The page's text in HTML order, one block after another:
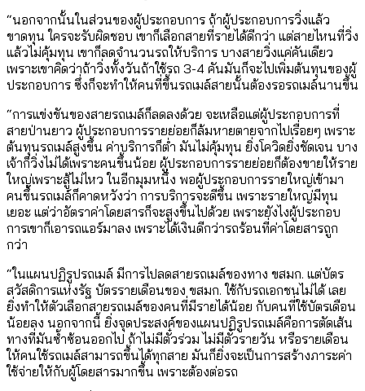
“นอกจากนั้นในส่วนของผู้ประกอบการ ถ้าผู้ประกอบการวิ่งแล้ว
ขาดทุน ใครจะรับผิดชอบ เขาก็เลือกสายที่รายได้ดีกว่า แต่สายไหนที่วิ่ง
แล้วไม่คุ้มทุน เขาก็ลดจำนวนรถให้บริการ บางสายวิ่งแค่คันเดียว
เพราะเขาคิดว่าถ้าวิ่งทั้งวันถ้าใช้รถ 3-4 คันมันก็จะไปเพิ่มต้นทุนของผู้
ประกอบการ ซึ่งก็จะทำให้คนที่ขึ้นรถเมล์สายนั้นต้องรอรถเมล์นานขึ้น
“การแข่งขันของสายรถเมล์ก็ลดลงด้วย จะเหลือแต่ผู้ประกอบการที่
สายป่านยาว ผู้ประกอบการรายย่อยก็ล้มหายตายจากไปเรื่อยๆ เพราะ
ต้นทุนรถเมล์สูงขึ้น ค่าบริการก็ต่ำ มันไม่คุ้มทุน ยิ่งโควิดยิ่งชัดเจน บาง
เจ้าก็วิ่งไม่ได้เพราะคนขึ้นน้อย ผู้ประกอบการรายย่อยก็ต้องขายให้ราย
ใหญ่เพราะสู้ไม่ไหว ในอีกมุมหนึ่ง พอผู้ประกอบการรายใหญ่เข้ามา
คนขึ้นรถเมล์ก็คาดหวังว่า การบริการจะดีขึ้น เพราะรายใหญ่มีทุน
เยอะ แต่ว่าอัตราค่าโดยสารก็จะสูงขึ้นไปด้วย เพราะยังไงผู้ประกอบ
การเขาก็เอารถแอร์มาลง เพราะได้เงินดีกว่ารถร้อนที่ค่าโดยสารถูก
กว่า
“ในแผนปฏิรูปรถเมล์ มีการไปลดสายรถเมล์ของทาง ขสมก. แต่บัตร
สวัสดิการแห่งรัฐ บัตรรายเดือนของ ขสมก. ใช้กับรถเอกชนไม่ได้ เลย
ยิ่งทำให้ตัวเลือกสายรถเมล์ของคนที่มีรายได้น้อย กับคนที่ใช้บัตรเดือน
น้อยลง นอกจากนี้ ยิ่งจุดประสงค์ของแผนปฏิรูปรถเมล์คือการตัดเส้น
ทางที่มันซ้ำซ้อนออกไป ถ้าไม่มีตั๋วร่วม ไม่มีตั๋วรายวัน หรือรายเดือน
ให้คนใช้รถเมล์สามารถขึ้นได้ทุกสาย มันก็ยิ่งจะเป็นการสร้างภาระค่า
ใช้จ่ายให้กับผู้โดยสารมากขึ้น เพราะต้องต่อรถ